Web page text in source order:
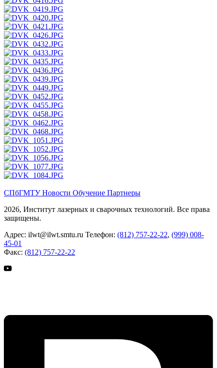
СПбГМТУНовости Обучение Партнеры
2026, Институт лазерных и сварочных технологий. Все права
защищены.
Адрес: ilwt@ilwt.smtu.ru Телефон: (812) 757-22-22, (999) 008-
45-01
Факс: (812) 757-22-22